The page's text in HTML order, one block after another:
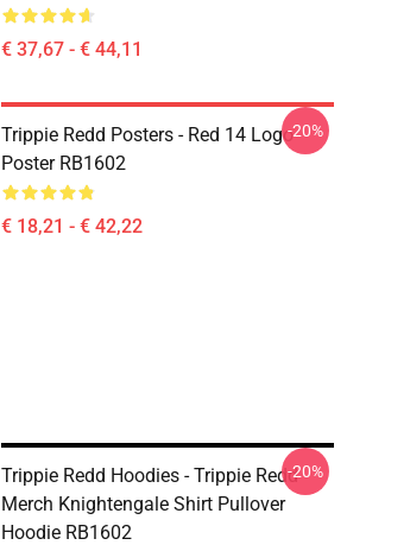
€ 37,67 - € 44,11
Trippie Redd Posters - Red 14 Logo
Poster RB1602
€ 18,21 - € 42,22
-20%
Trippie Redd Hoodies - Trippie Redd
Merch Knightengale Shirt Pullover
Hoodie RB1602
-20%